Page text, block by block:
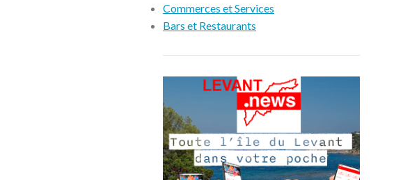
Commerces et Services
Bars et Restaurants